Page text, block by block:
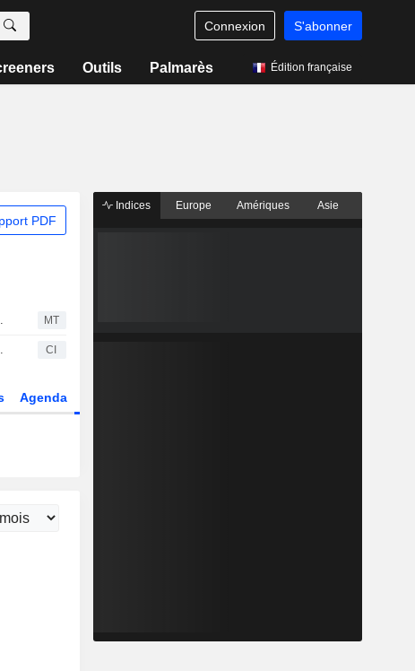
Connexion S'abonner
Outils Palmarès Édition française
PDF
trimestre fiscal MT
clôturant le 31 mars 2027 CI
Agenda
Indices Europe Amériques Asie